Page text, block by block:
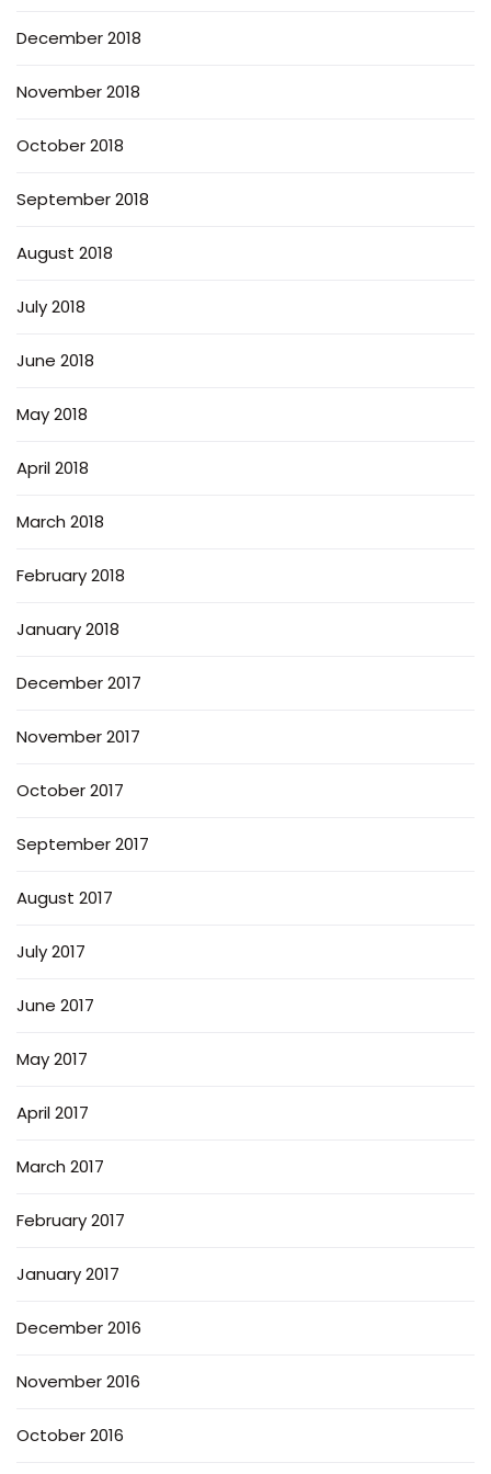
December 2018
November 2018
October 2018
September 2018
August 2018
July 2018
June 2018
May 2018
April 2018
March 2018
February 2018
January 2018
December 2017
November 2017
October 2017
September 2017
August 2017
July 2017
June 2017
May 2017
April 2017
March 2017
February 2017
January 2017
December 2016
November 2016
October 2016